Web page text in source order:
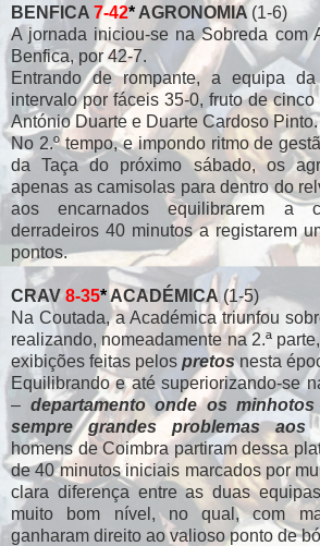
BENFICA 7-42* AGRONOMIA (1-6)
A jornada iniciou-se na Sobreda com
Benfica, por 42-7.
Entrando de rompante, a equipa
intervalo por fáceis 35-0, fruto de
António Duarte e Duarte Cardoso Pinto.
No 2.º tempo, e impondo ritmo de
da Taça do próximo sábado, os
apenas as camisolas para dentro do
aos encarnados equilibrarem a
derradeiros 40 minutos a registarem
pontos.
CRAV 8-35*ACADÉMICA (1-5)
Na Coutada, a Académica triunfou
realizando, nomeadamente na 2.ª
exibições feitas pelos pretosnesta
Equilibrando e até superiorizando-se
– departamento onde os
sempre grandes problemas aos
homens de Coimbra partiram dessa
de 40 minutos iniciais marcados por
clara diferença entre as duas
muito bom nível, no qual, com
ganharam direito ao valioso ponto de